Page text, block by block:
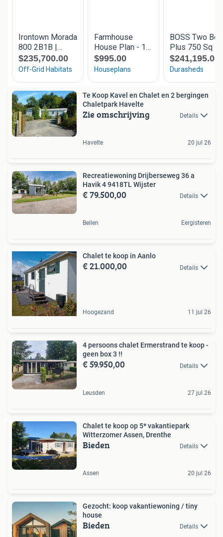
Te Koop Kavel en Chalet en 2 bergingen
Chaletpark Havelte
Zie omschrijving Details
Havelte 20 jul 26
Recreatiewoning Drijberseweg 36 a
Havik 4 9418TL Wijster
€ 79.500,00 Details
Beilen Eergisteren
Chalet te koop in Aanlo
€ 21.000,00 Details
Hoogezand 11 jul 26
4 persoons chalet Ermerstrand te koop -
geen box 3 !!
€ 59.950,00 Details
Leusden 27 jul 26
Chalet te koop op 5* vakantiepark
Witterzomer Assen, Drenthe
Bieden Details
Assen 20 jul 26
Gezocht: koop vakantiewoning / tiny
house
Bieden Details